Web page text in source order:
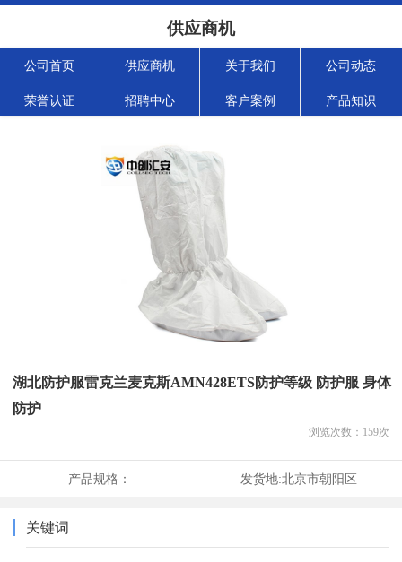
供应商机
公司首页 供应商机 关于我们 公司动态
荣誉认证 招聘中心 客户案例 产品知识
湖北防护服雷克兰麦克斯AMN428ETS防护等级 防护服 身体
防护
浏览次数： 159次
产品规格： 发货地:北京市朝阳区
关键词